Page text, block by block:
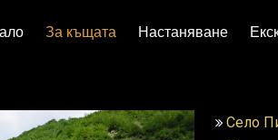
За къщата Настаняване
Село